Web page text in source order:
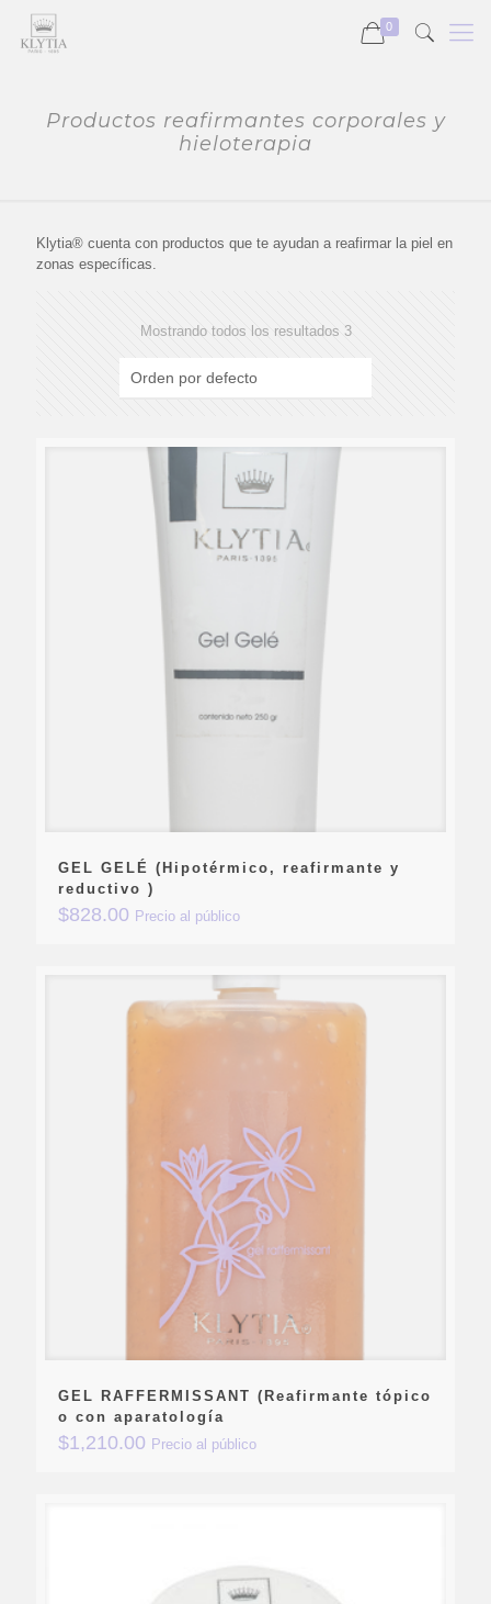
0
Productos reafirmantes corporales y
hieloterapia
Klytia® cuenta con productos que te ayudan a reafirmar la piel en
zonas específicas.
Mostrando todos los resultados 3
GEL GELÉ (Hipotérmico, reafirmante y
reductivo )
$828.00 Precio al público
GEL RAFFERMISSANT (Reafirmante tópico
o con aparatología
$1,210.00 Precio al público